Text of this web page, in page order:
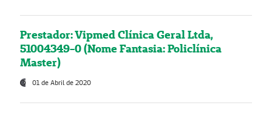
Prestador: Vipmed Clínica Geral Ltda,
51004349-0 (Nome Fantasia: Policlínica
Master)
01 de Abril de 2020